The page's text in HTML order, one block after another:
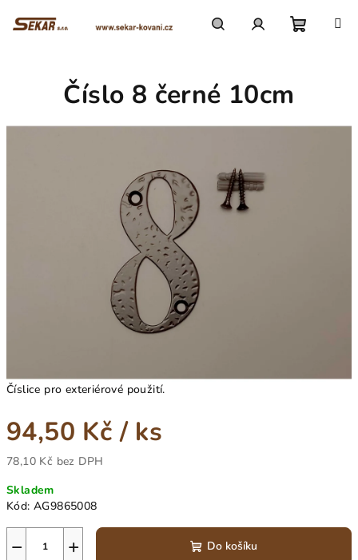
Číslice pro exteriérové použití.
94,50 Kč/ ks
78,10 Kč bez DPH
cena:
Skladem
Kód: AG9865008
+
− Do košíku
Číslo 8 černé 10cm